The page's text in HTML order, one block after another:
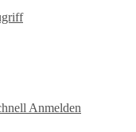
Anmelden